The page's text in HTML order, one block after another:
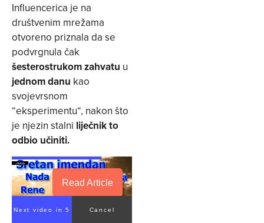
Influencerica je na
društvenim mrežama
otvoreno priznala da se
podvrgnula čak
šesterostrukom zahvatu u
jednom danu kao
svojevrsnom
“eksperimentu“, nakon što
je njezin stalni liječnik to
odbio učiniti.
Read Article
Next video in 4 Cancel